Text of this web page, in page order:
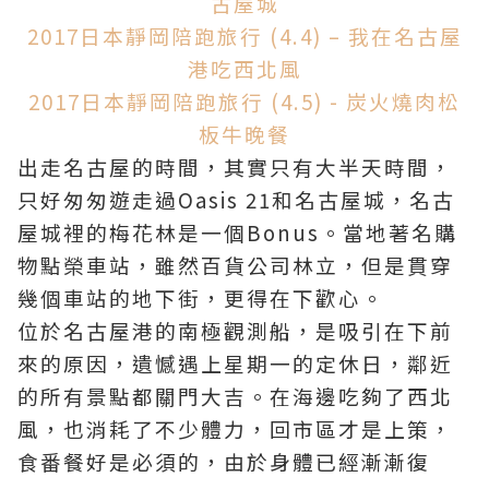
2017日本靜岡陪跑旅行 (4.4) – 我在名古屋
港吃西北風
2017日本靜岡陪跑旅行 (4.5) - 炭火燒肉松
板牛晚餐
出走名古屋的時間，其實只有大半天時間，
只好匆匆遊走過Oasis 21和名古屋城，名古
屋城裡的梅花林是一個Bonus。當地著名購
物點榮車站，雖然百貨公司林立，但是貫穿
幾個車站的地下街，更得在下歡心。
位於名古屋港的南極觀測船，是吸引在下前
來的原因，遺憾遇上星期一的定休日，鄰近
的所有景點都關門大吉。在海邊吃夠了西北
風，也消耗了不少體力，回市區才是上策，
食番餐好是必須的，由於身體已經漸漸復